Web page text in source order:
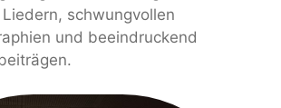
schwungvollen
und beeindruckend